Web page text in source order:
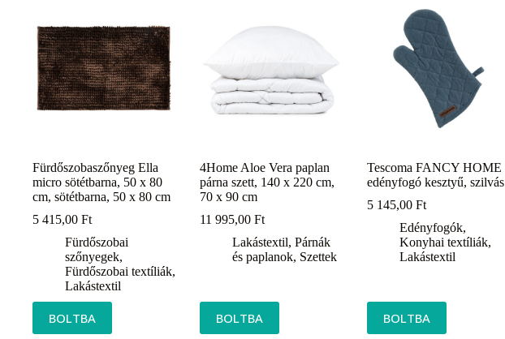
Fürdőszobaszőnyeg Ella
micro sötétbarna, 50 x 80
cm, sötétbarna, 50 x 80 cm
5 415,00 Ft
Fürdőszobai
szőnyegek,
Fürdőszobai textíliák,
Lakástextil
BOLTBA
4Home Aloe Vera paplan
párna szett, 140 x 220 cm,
70 x 90 cm
11 995,00Ft
Lakástextil,Párnák
és paplanok, Szettek
BOLTBA
Tescoma FANCY HOME
edényfogó kesztyű, szilvás
5 145,00Ft
Edényfogók,
Konyhai textíliák,
Lakástextil
BOLTBA